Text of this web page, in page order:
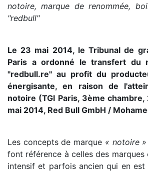
notoire, marque de renommée,
"redbull"
Le 23 mai 2014, le Tribunal de
Paris a ordonné le transfert du
"redbull.re" au profit du
énergisante, en raison de
notoire (TGI Paris, 3ème
mai 2014, Red Bull GmbH /
Les concepts de marque « notoire »
font référence à celles des marques
intensif et parfois ancien qui en